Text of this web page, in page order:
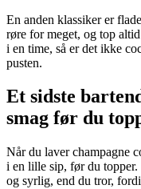
En anden klassiker er
røre for meget, og top
i en time, så er det ikke
pusten.
Et sidste
smag før du
Når du laver champagne
i en lille sip, før du topper.
og syrlig, end du tror,